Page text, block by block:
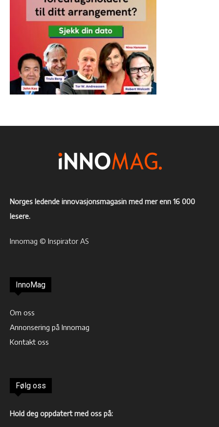
Norges ledende innovasjonsmagasin med mer enn 16 000
lesere.
Innomag © Inspirator AS
InnoMag
Om oss
Annonsering på Innomag
Kontakt oss
Følg oss
Hold deg oppdatert med oss på: